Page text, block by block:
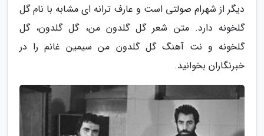
دیگر از شهرام صولتی است و عارف ترانه ای مشابه با نام گل
گلخونه دارد. متن شعر گل گلدون من، گل گلدون، گل
گلخونه و نت آهنگ گل گلدون من سیمین غانم را در
خبرنگاران بخوانید.